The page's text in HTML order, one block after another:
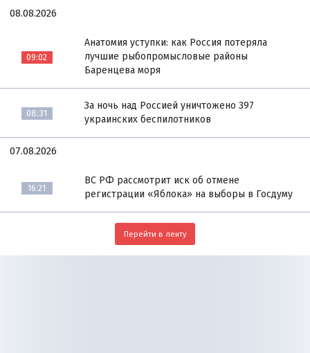
08.08.2026
09:02
Анатомия уступки: как Россия потеряла
лучшие рыбопромысловые районы
Баренцева моря
08:31
За ночь над Россией уничтожено 397
украинских беспилотников
07.08.2026
16:21
ВС РФ рассмотрит иск об отмене
регистрации «Яблока» на выборы в Госдуму
Перейти в ленту